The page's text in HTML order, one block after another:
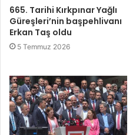
665. Tarihi Kırkpınar Yağlı
Güreşleri’nin başpehlivanı
Erkan Taş oldu
5 Temmuz 2026